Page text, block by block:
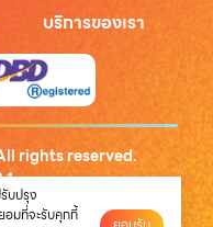
บริการของเรา
rights reserved.
นตัว
บปรุง
มที่จะรับคุกกี้